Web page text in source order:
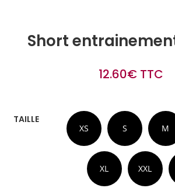
Short
12.60€ TTC
TAILLE
XS S M
XL XXL